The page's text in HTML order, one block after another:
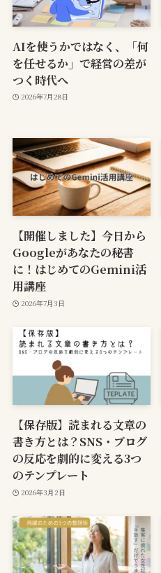
AIを使うかではなく、「何
を任せるか」で経営の差が
つく時代へ
2026年7月28日
【開催しました】今日から
Googleがあなたの秘書
に！はじめてのGemini活
用講座
2026年7月3日
【保存版】読まれる文章の
書き方とは？SNS・ブログ
の反応を劇的に変える3つ
のテンプレート
2026年3月2日